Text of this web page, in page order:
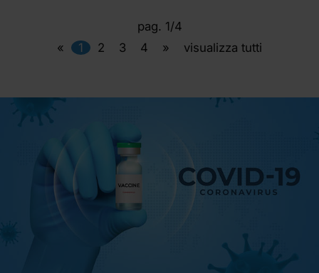
pag. 1/4
«
1 2 3 4 » visualizza tutti